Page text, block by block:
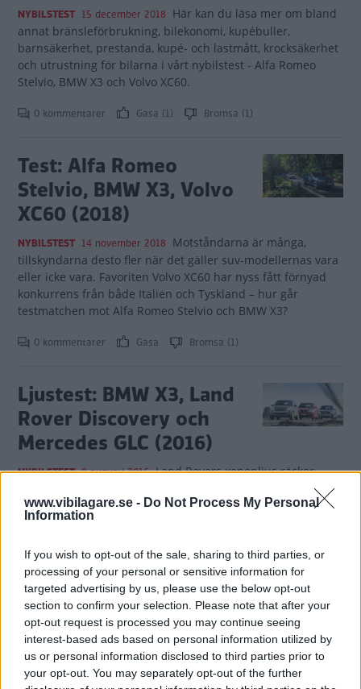
www.vibilagare.se - Do Not Process My Personal
Information
If you wish to opt-out of the sale, sharing to third parties, or
processing of your personal or sensitive information for
targeted advertising by us, please use the below opt-out
section to confirm your selection. Please note that after your
opt-out request is processed you may continue seeing
interest-based ads based on personal information utilized by
us or personal information disclosed to third parties prior to
your opt-out. You may separately opt-out of the further
NYBILSTEST 15 december 2018 Här kan du läsa mer om bland
annat bränsleförbrukning, bilekonomi, kupébuller,
barnsäkerhet, prestanda, kupé- och lastmått, krocksäkerhet
och utrustning för bilarna i vårt nybilstest - Alfa Romeo
Stelvio, BMW X3 och Volvo XC60.
0 kommentarer Gasa (1) Bromsa (1)
Test: Alfa Romeo
Stelvio, BMW X3, Volvo
XC60 (2018)
NYBILSTEST 14 november 2018 Motståndarna är många,
tillskyndarna desto fler när det gäller suv-modellernas vara
eller icke vara. Favoriten Volvo XC60 har nyss fått förnyad
konkurrens från både Italien och Tyskland – hur går
testmatchen mot Alfa Romeo Stelvio och BMW X3?
0 kommentarer Gasa Bromsa (1)
Ljustest: BMW X3, Land
Rover Discovery och
Mercedes GLC (2016)
NYBILSTEST 8 augusti 2016 Land Rovers xenonljus räcker
aningen kort och Mercedes har en hög bländningsrisk med
halvljuset. Bara BMW är mer eller mindre felfritt. Läs mer i
Vi Bilägares ljustest.
0 kommentarer Gasa (5) Bromsa (4)
Test: BMW X3, Land
Rover Discovery och
Mercedes GLC (2016)
NYBILSTEST 8 augusti 2016 De utgör gräddan av marknadens